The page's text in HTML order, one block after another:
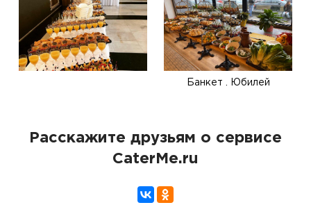
Банкет . Юбилей
Расскажите друзьям о сервисе
CaterMe.ru